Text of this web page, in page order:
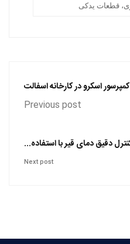
قطعات یدکی
اسکرو در کارخانه اسفالت
Previous post
دقیق دمای قیر با استفاده...
Next post